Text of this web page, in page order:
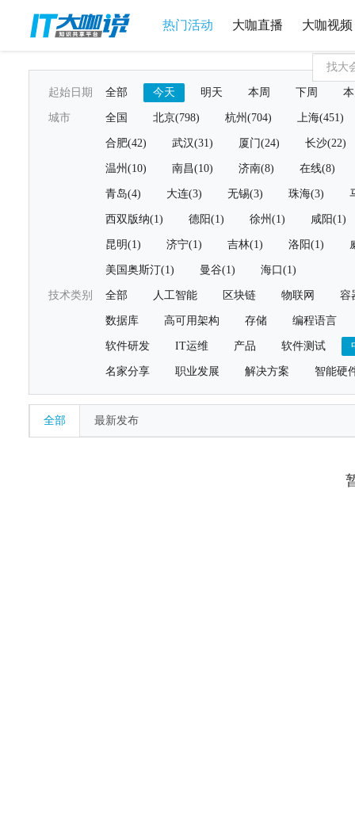
热门活动 大咖直播 大咖视频
起始日期 全部 今天 明天 本周 下周
城市 全国 北京(798) 杭州(704) 上海(451)
合肥(42) 武汉(31) 厦门(24) 长沙(22)
温州(10) 南昌(10) 济南(8) 在线(8)
青岛(4) 大连(3) 无锡(3) 珠海(3)
西双版纳(1) 德阳(1) 徐州(1) 咸阳(1)
昆明(1) 济宁(1) 吉林(1) 洛阳(1)
美国奥斯汀(1) 曼谷(1) 海口(1)
技术类别 全部 人工智能 区块链 物联网 容
数据库 高可用架构 存储 编程语言
软件研发 IT运维 产品 软件测试
名家分享 职业发展 解决方案 智能硬
全部 最新发布